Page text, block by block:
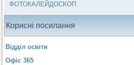
ФОТОКАЛЕЙДОСКОП
Корисні посилання
Відділ освіти
Офіс 365